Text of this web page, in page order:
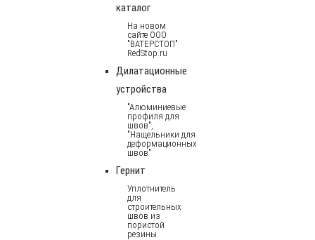
каталог
На новом
сайте ООО
"ВАТЕРСТОП"
RedStop.ru
Дилатационные
устройства
"Алюминиевые
профиля для
швов",
"Нащельники для
деформационных
швов"
Гернит
Уплотнитель
для
строительных
швов из
пористой
резины